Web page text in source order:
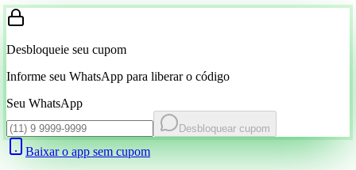
Desbloqueie seu cupom
Informe seu WhatsApp para liberar o código
Seu WhatsApp
Desbloquear cupom
Baixar o app sem cupom